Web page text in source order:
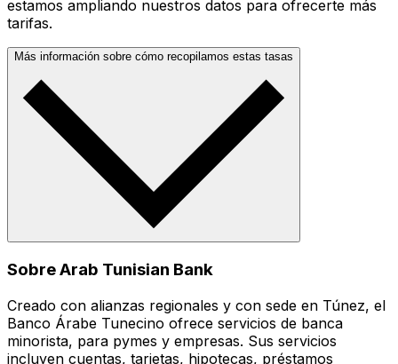
estamos ampliando nuestros datos para ofrecerte más
tarifas.
Más información sobre cómo recopilamos estas tasas
Sobre Arab Tunisian Bank
Creado con alianzas regionales y con sede en Túnez, el
Banco Árabe Tunecino ofrece servicios de banca
minorista, para pymes y empresas. Sus servicios
incluyen cuentas, tarjetas, hipotecas, préstamos